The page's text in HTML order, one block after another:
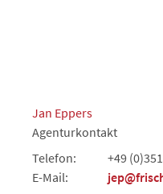
Jan Eppers
Agenturkontakt
Telefon:
+49
E-Mail: